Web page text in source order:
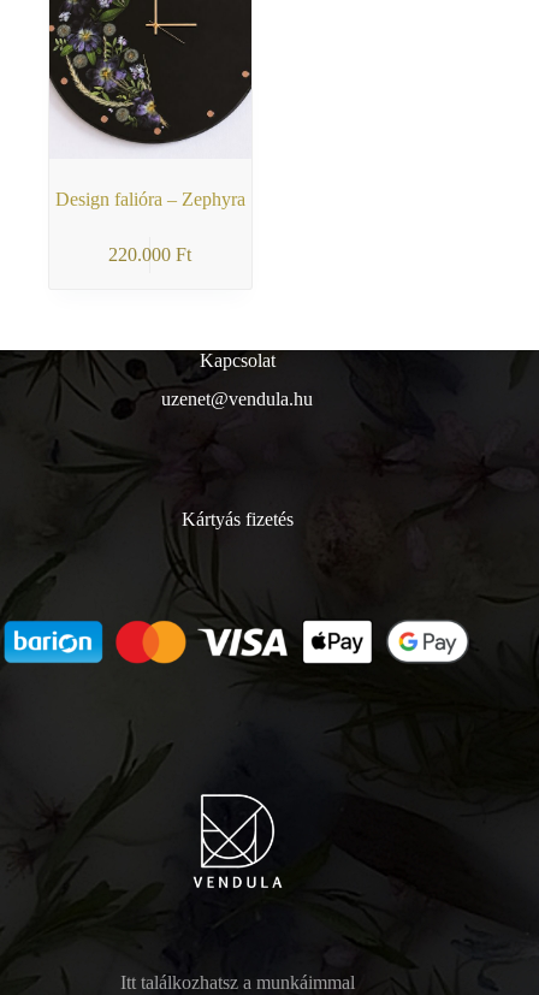
Design falióra – Zephyra
220.000Ft
Kapcsolat
uzenet@vendula.hu
Kártyás fizetés
Itt találkozhatsz a munkáimmal